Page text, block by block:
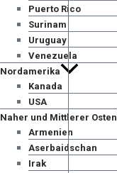
Puerto Rico
Surinam
Uruguay
Venezuela
Nordamerika
Kanada
USA
Naher und Mittlerer Osten
Armenien
Aserbaidschan
Irak